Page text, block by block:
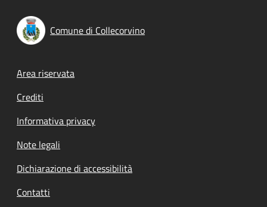
Comune di Collecorvino
Footer menu
Area riservata
Crediti
Informativa privacy
Note legali
Dichiarazione di accessibilità
Contatti